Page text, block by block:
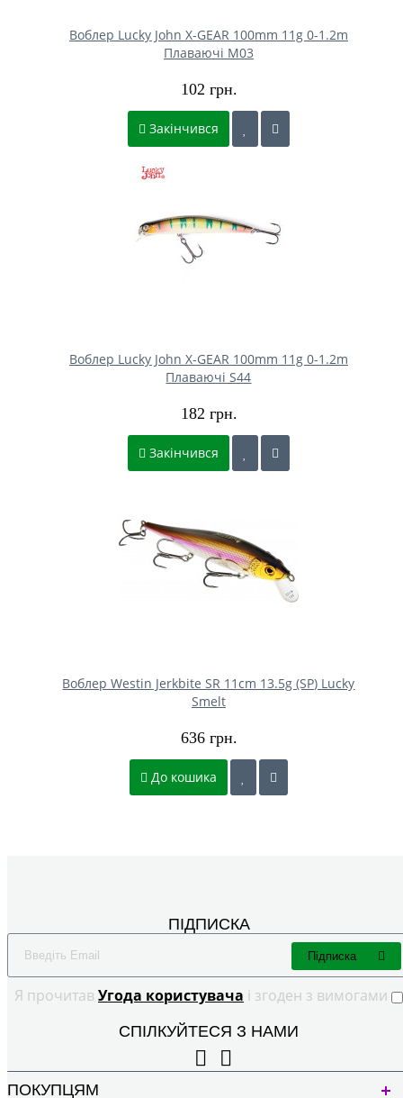
Воблер Lucky John X-GEAR 100mm 11g 0-1.2m
Плаваючі M03
102 грн.
Закінчився
Воблер Lucky John X-GEAR 100mm 11g 0-1.2m
Плаваючі S44
182 грн.
Закінчився
Воблер Westin Jerkbite SR 11cm 13.5g (SP) Lucky
Smelt
636 грн.
До кошика
ПІДПИСКА
Я прочитав Угода користувача і згоден з вимогами
Підписка
СПІЛКУЙТЕСЯ З НАМИ
ПОКУПЦЯМ